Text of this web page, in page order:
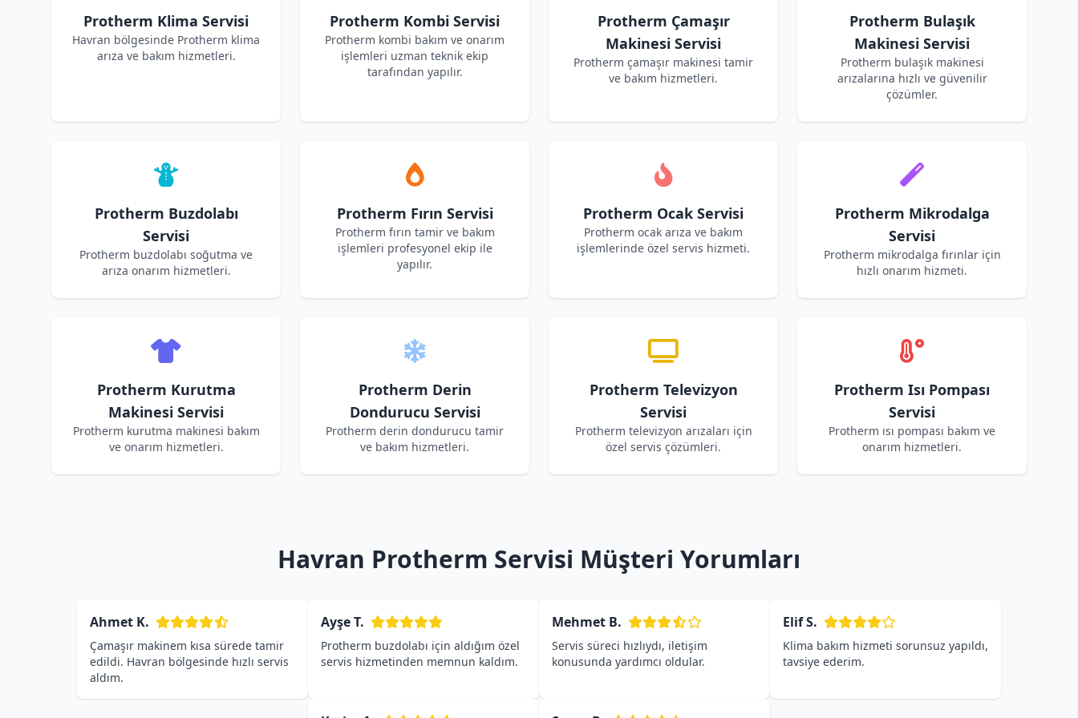
Protherm Klima Servisi
Havran bölgesinde Protherm klima
arıza ve bakım hizmetleri.
Protherm Kombi Servisi
Protherm kombi bakım ve onarım
işlemleri uzman teknik ekip
tarafından yapılır.
Protherm Çamaşır
Makinesi Servisi
Protherm çamaşır makinesi tamir
ve bakım hizmetleri.
Protherm Bulaşık
Makinesi Servisi
Protherm bulaşık makinesi
arızalarına hızlı ve güvenilir
çözümler.
Protherm Buzdolabı
Servisi
Protherm buzdolabı soğutma ve
arıza onarım hizmetleri.
Protherm Fırın Servisi
Protherm fırın tamir ve bakım
işlemleri profesyonel ekip ile
yapılır.
Protherm Ocak Servisi
Protherm ocak arıza ve bakım
işlemlerinde özel servis hizmeti.
Protherm Mikrodalga
Servisi
Protherm mikrodalga fırınlar için
hızlı onarım hizmeti.
Protherm Kurutma
Makinesi Servisi
Protherm kurutma makinesi bakım
ve onarım hizmetleri.
Protherm Derin
Dondurucu Servisi
Protherm derin dondurucu tamir
ve bakım hizmetleri.
Protherm Televizyon
Servisi
Protherm televizyon arızaları için
özel servis çözümleri.
Protherm Isı Pompası
Servisi
Protherm ısı pompası bakım ve
onarım hizmetleri.
Havran Protherm Servisi Müşteri Yorumları
Ahmet K.
Çamaşır makinem kısa sürede tamir
edildi. Havran bölgesinde hızlı servis
aldım.
Ayşe T.
Protherm buzdolabı için aldığım özel
servis hizmetinden memnun kaldım.
Mehmet B.
Servis süreci hızlıydı, iletişim
konusunda yardımcı oldular.
Elif S.
Klima bakım hizmeti sorunsuz yapıldı,
tavsiye ederim.